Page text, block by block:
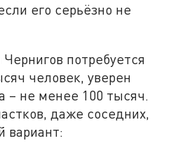
его серьёзно не
потребуется
человек, уверен
– не менее 100 тысяч.
даже соседних,
вариант: